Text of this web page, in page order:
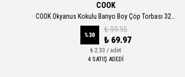
COOK
COOK Okyanus Kokulu Banyo Boy Çöp Torbası 32*42 Cm
%30
₺ 99.95
₺ 69.97
₺ 2.33 / adet
4 SATIŞ ADEDİ